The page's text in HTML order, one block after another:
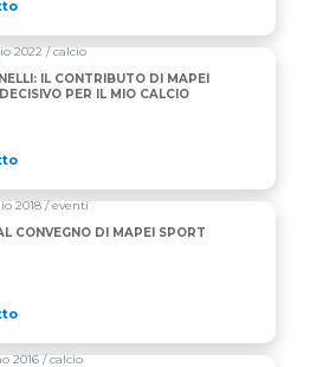
2022 / calcio
IL CONTRIBUTO DI MAPEI
PER IL MIO CALCIO
2018 / eventi
CONVEGNO DI MAPEI SPORT
2016 / calcio